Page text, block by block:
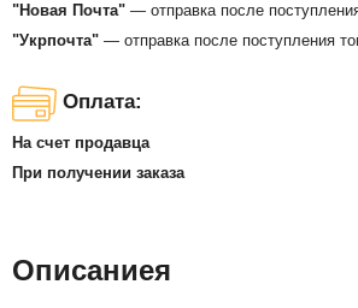
"Новая Почта" — отправка после
"Укрпочта" — отправка после поступления
Оплата:
На счет продавца
При получении заказа
Описаниея